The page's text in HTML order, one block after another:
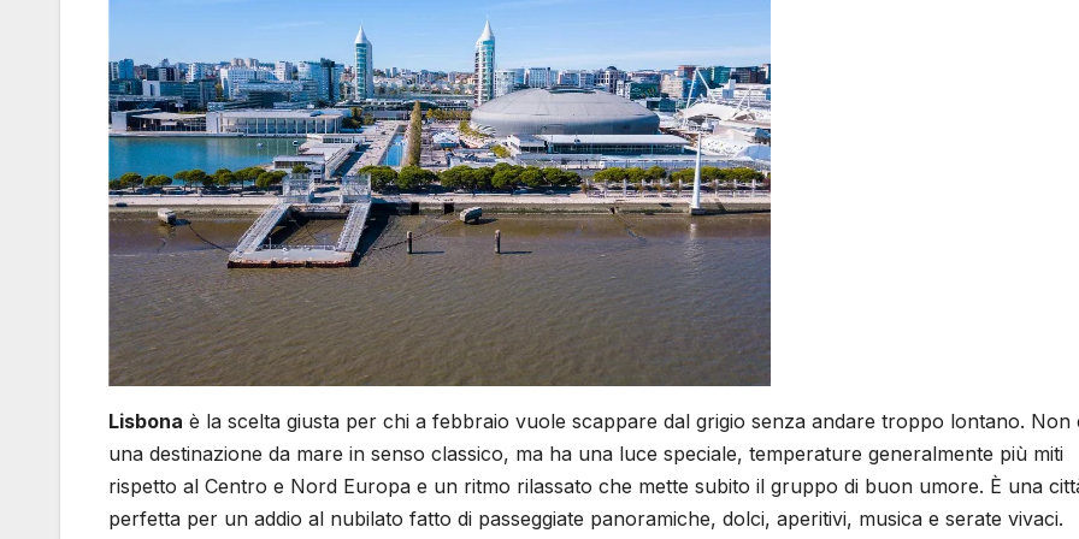
Lisbona è la scelta giusta per chi a febbraio vuole scappare dal grigio senza andare troppo lontano. Non
una destinazione da mare in senso classico, ma ha una luce speciale, temperature generalmente più miti
rispetto al Centro e Nord Europa e un ritmo rilassato che mette subito il gruppo di buon umore. È una
perfetta per un addio al nubilato fatto di passeggiate panoramiche, dolci, aperitivi, musica e serate vivaci.